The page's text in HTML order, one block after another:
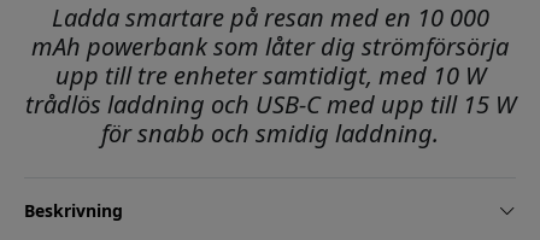
Ladda smartare på resan med en 10 000
mAh powerbank som låter dig strömförsörja
upp till tre enheter samtidigt, med 10 W
trådlös laddning och USB-C med upp till 15 W
för snabb och smidig laddning.
Beskrivning